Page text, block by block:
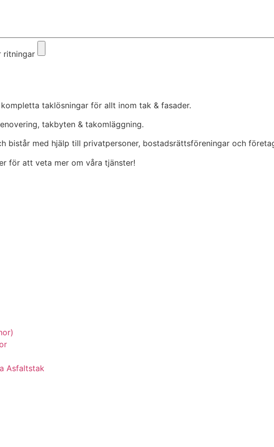
ritningar
taklösningar för allt inom tak & fasader.
takbyten & takomläggning.
bistår med hjälp till privatpersoner, bostadsrättsföreningar och
för att veta mer om våra tjänster!
Asfaltstak